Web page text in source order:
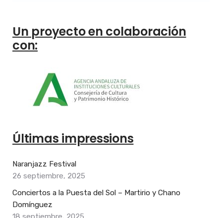
Un proyecto en colaboración
con:
Últimas impressions
Naranjazz Festival
26 septiembre, 2025
Conciertos a la Puesta del Sol – Martirio y Chano
Domínguez